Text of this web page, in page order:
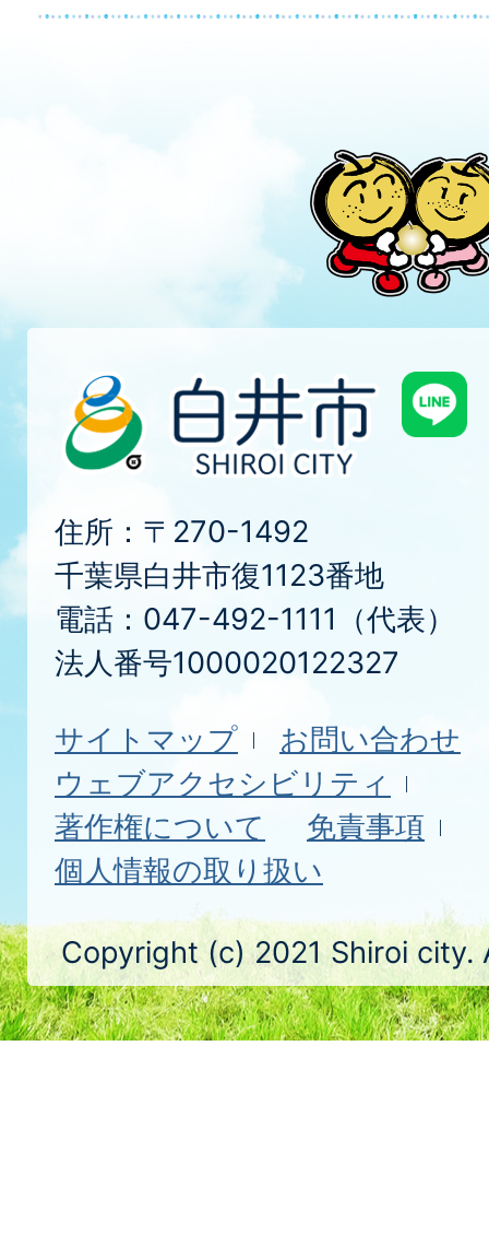
住所：〒270-1492
千葉県白井市復1123番地
電話：047-492-1111（代表）
法人番号1000020122327
サイトマップ
お問い合わせ
ウェブアクセシビリティ
著作権について
免責事項
個人情報の取り扱い
Copyright (c) 2021 Shiroi city.